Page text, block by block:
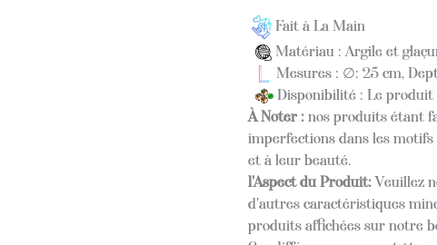
Fait à La Main
Matériau : Argile et
Mesures : ∅: 25 cm,
Disponibilité : Le
À Noter : nos produits étant
imperfections dans les
et à leur beauté.
l'Aspect du Produit:Veuillez
d'autres caractéristiques
produits affichées sur notre